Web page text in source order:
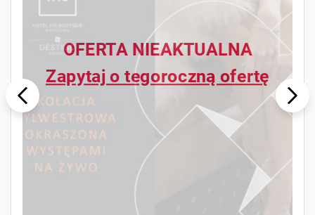
Previ
ous
OFERTA NIEAKTUALNA
Zapytaj o tegoroczną ofertę
Next